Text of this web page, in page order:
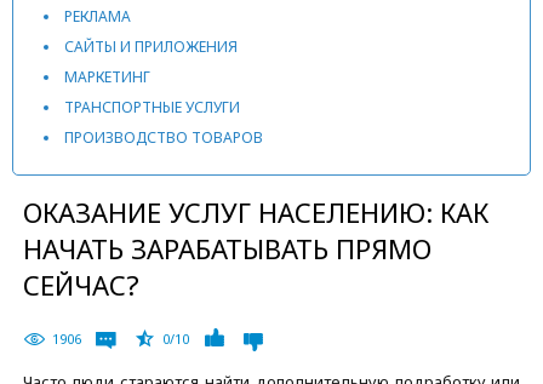
РЕКЛАМА
САЙТЫ И ПРИЛОЖЕНИЯ
МАРКЕТИНГ
ТРАНСПОРТНЫЕ УСЛУГИ
ПРОИЗВОДСТВО ТОВАРОВ
ОКАЗАНИЕ УСЛУГ НАСЕЛЕНИЮ: КАК
НАЧАТЬ ЗАРАБАТЫВАТЬ ПРЯМО
СЕЙЧАС?
1906 0/10